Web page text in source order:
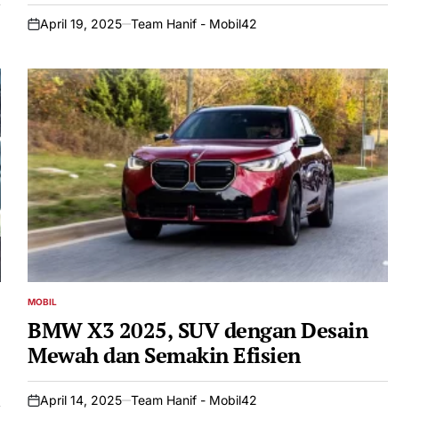
on
April 19, 2025 Team Hanif - Mobil42
POSTED
MOBIL
BMW X3 2025, SUV dengan Desain
Mewah dan Semakin Efisien
on
April 14, 2025 Team Hanif - Mobil42